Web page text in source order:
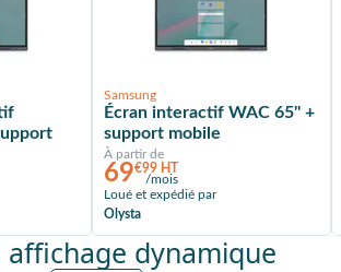
Samsung
Écran interactif WAC 65'' +
support mobile
À partir de
69€99 HT
/mois
Loué et expédié par
Olysta
affichage dynamique